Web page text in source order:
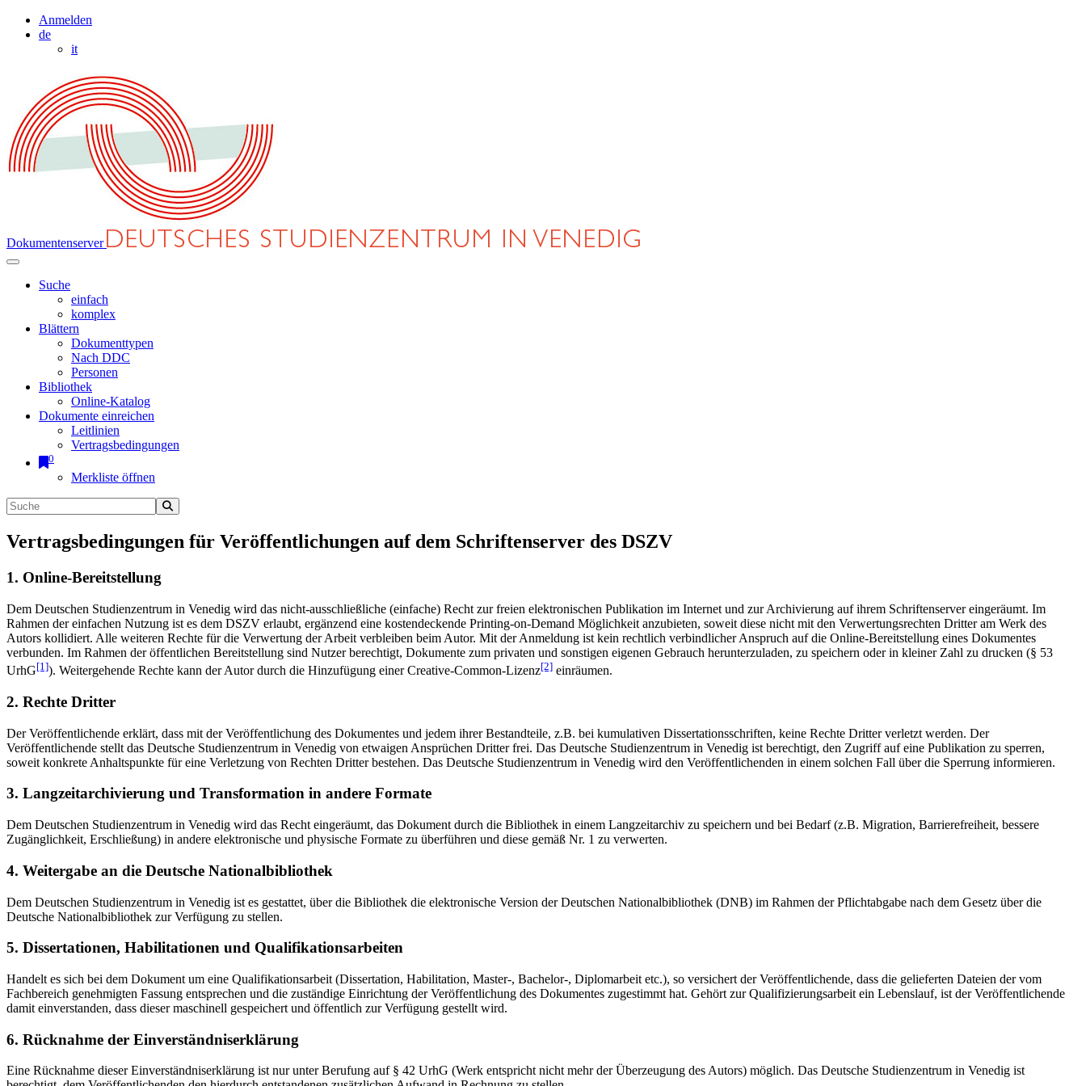
Anmelden
de
it
Dokumentenserver
Suche
einfach
komplex
Blättern
Dokumenttypen
Nach DDC
Personen
Bibliothek
Online-Katalog
Dokumente einreichen
Leitlinien
Vertragsbedingungen
0
Merkliste öffnen
Vertragsbedingungen für Veröffentlichungen auf dem Schriftenserver des DSZV
1. Online-Bereitstellung
Dem Deutschen Studienzentrum in Venedig wird das nicht-ausschließliche (einfache) Recht zur freien elektronischen Publikation im Internet und zur Archivierung auf ihrem Schriftenserver eingeräumt. Im
Rahmen der einfachen Nutzung ist es dem DSZV erlaubt, ergänzend eine kostendeckende Printing-on-Demand Möglichkeit anzubieten, soweit diese nicht mit den Verwertungsrechten Dritter am Werk des
Autors kollidiert. Alle weiteren Rechte für die Verwertung der Arbeit verbleiben beim Autor. Mit der Anmeldung ist kein rechtlich verbindlicher Anspruch auf die Online-Bereitstellung eines Dokumentes
verbunden. Im Rahmen der öffentlichen Bereitstellung sind Nutzer berechtigt, Dokumente zum privaten und sonstigen eigenen Gebrauch herunterzuladen, zu speichern oder in kleiner Zahl zu drucken (§ 53
UrhG[1]). Weitergehende Rechte kann der Autor durch die Hinzufügung einer Creative-Common-Lizenz[2] einräumen.
2. Rechte Dritter
Der Veröffentlichende erklärt, dass mit der Veröffentlichung des Dokumentes und jedem ihrer Bestandteile, z.B. bei kumulativen Dissertationsschriften, keine Rechte Dritter verletzt werden. Der
Veröffentlichende stellt das Deutsche Studienzentrum in Venedig von etwaigen Ansprüchen Dritter frei. Das Deutsche Studienzentrum in Venedig ist berechtigt, den Zugriff auf eine Publikation zu sperren,
soweit konkrete Anhaltspunkte für eine Verletzung von Rechten Dritter bestehen. Das Deutsche Studienzentrum in Venedig wird den Veröffentlichenden in einem solchen Fall über die Sperrung informieren.
3. Langzeitarchivierung und Transformation in andere Formate
Dem Deutschen Studienzentrum in Venedig wird das Recht eingeräumt, das Dokument durch die Bibliothek in einem Langzeitarchiv zu speichern und bei Bedarf (z.B. Migration, Barrierefreiheit, bessere
Zugänglichkeit, Erschließung) in andere elektronische und physische Formate zu überführen und diese gemäß Nr. 1 zu verwerten.
4. Weitergabe an die Deutsche Nationalbibliothek
Dem Deutschen Studienzentrum in Venedig ist es gestattet, über die Bibliothek die elektronische Version der Deutschen Nationalbibliothek (DNB) im Rahmen der Pflichtabgabe nach dem Gesetz über die
Deutsche Nationalbibliothek zur Verfügung zu stellen.
5. Dissertationen, Habilitationen und Qualifikationsarbeiten
Handelt es sich bei dem Dokument um eine Qualifikationsarbeit (Dissertation, Habilitation, Master-, Bachelor-, Diplomarbeit etc.), so versichert der Veröffentlichende, dass die gelieferten Dateien der vom
Fachbereich genehmigten Fassung entsprechen und die zuständige Einrichtung der Veröffentlichung des Dokumentes zugestimmt hat. Gehört zur Qualifizierungsarbeit ein Lebenslauf, ist der Veröffentlichende
damit einverstanden, dass dieser maschinell gespeichert und öffentlich zur Verfügung gestellt wird.
6. Rücknahme der Einverständniserklärung
Eine Rücknahme dieser Einverständniserklärung ist nur unter Berufung auf § 42 UrhG (Werk entspricht nicht mehr der Überzeugung des Autors) möglich. Das Deutsche Studienzentrum in Venedig ist